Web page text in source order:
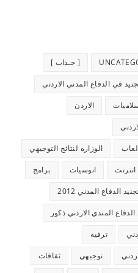
[ جـذاب ]
في الدفاع المدني الاردني
الاردن
الوزاره لنتائج التوجيهي
انترنت انوسيات برامج
الدفاع المدني 2012
الدفاع المندي الاردني ذكور
ترفيه
توجيهي ثقافات